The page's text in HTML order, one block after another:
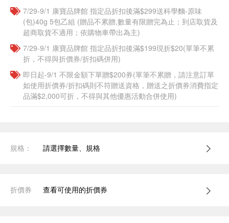
7/29-9/1 康寶品牌館 指定品折扣後滿$299送科學麵-原味
(包)40g 5包乙組 (贈品不累贈,數量有限贈完為止；到店取貨及
超商取貨不適用；依購物車帶出為主)
7/29-9/1 康寶品牌館 指定品折扣後滿$199現折$20(單筆不累
折，不得與折價券/折扣碼併用)
即日起-9/1 不限金額下單贈$200券(單筆不累贈，請注意訂單
如使用折價券/折扣碼則不符贈送資格，贈送之折價券消費指定
品滿$2,000可折，不得與其他優惠活動合併使用)
規格： 請選擇數量、規格
折價券 查看可使用的折價券